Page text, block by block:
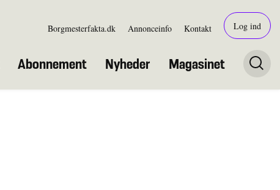
Borgmesterfakta.dk Annonceinfo Kontakt Log ind
Abonnement Nyheder Magasinet